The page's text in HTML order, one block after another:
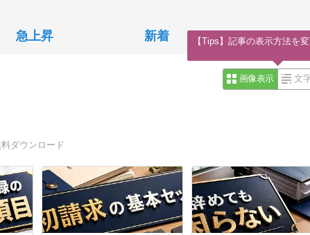
急上昇 新着
画像表示 文
ダウンロード
【Tips】記事の表示方法を変